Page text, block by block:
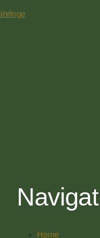
Home